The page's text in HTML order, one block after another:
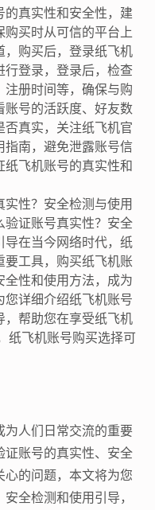
真实性和安全性，建
买时从可信的平台上
，购买后，登录纸飞机
行登录，登录后，检查
册时间等，确保与购
账号的活跃度、好友数
真实，关注纸飞机官
指南，避免泄露账号信
飞机账号的真实性和
性？安全检测与使用
验证账号真实性？安全
导在当今网络时代，纸
工具，购买纸飞机账
性和使用方法，成为
详细介绍纸飞机账号
，帮助您在享受纸飞机
纸飞机账号购买选择可
为人们日常交流的重要
证账号的真实性、安全
的问题，本文将为您
全检测和使用引导，